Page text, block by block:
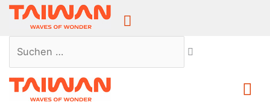
Above
Suchen …